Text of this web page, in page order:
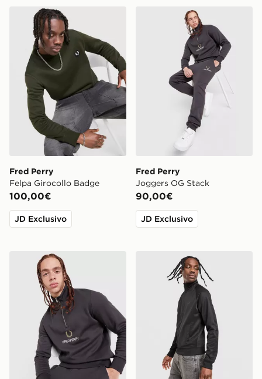
Fred Perry Felpa Girocollo Badge
Fred Perry
Felpa Girocollo Badge
100,00€
JD Exclusivo
Fred Perry Joggers OG
Fred Perry
Joggers OG Stack
90,00€
JD Exclusivo
Fred Perry Felpa Girocollo OG StackFred Perry Giacca della